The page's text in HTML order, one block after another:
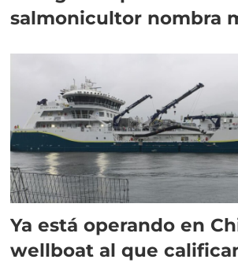
salmonicultor nombra
Ya está operando en
wellboat al que